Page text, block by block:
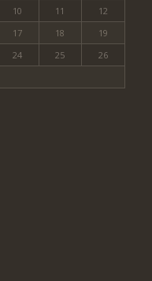
10 11
12
17 18
19
24 25
26